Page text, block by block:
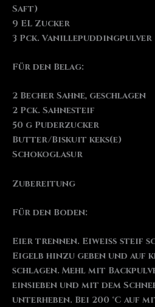
Saft)
9 EL Zucker
3 Pck. Vanillepuddingpulver
Für den Belag:
2 Becher Sahne, geschlagen
2 Pck. Sahnesteif
50 g Puderzucker
Butter/Biskuit keks(e)
Schokoglasur
Zubereitung
Für den Boden:
Eier trennen. Eiweiß steif
Eigelb hinzu geben und auf
schlagen. Mehl mit
einsieben und mit dem
unterheben. Bei 200 °C auf